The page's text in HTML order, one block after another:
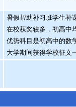
暑假帮助补习班学生补
在校获奖较多，初高中
优势科目是初高中的数
大学期间获得学校征文